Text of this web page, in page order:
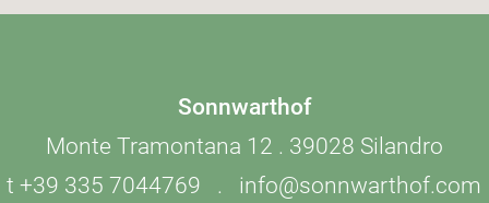
Sonnwarthof
Monte Tramontana 12 . 39028 Silandro
t+39 335 7044769 . info@sonnwarthof.com